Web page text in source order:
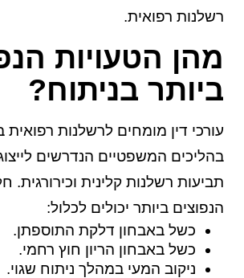
רשלנות רפואית.
מהן הטעויות
ביותר בניתוח?
עורכי דין מומחים לרשלנות רפואית
בהליכים המשפטיים הנדרשים
תביעות רשלנות קלינית
הנפוצים ביותר יכולים לכלול:
כשל באבחון דלקת התוספתן.
כשל באבחון הריון חוץ רחמי.
ניקוב המעי במהלך ניתוח שגוי.